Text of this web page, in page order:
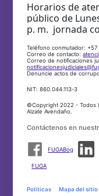
Horarios de
público de
p. m. jornada
Teléfono conmutador:
Correo de contacto:
Correo de notificaciones
Denuncie actos de
NIT: 860.044.113-3
©Copyright 2022 - Todos
Alzate Avendaño.
Contáctenos en
FUGABog
FUGA
Políticas Mapa del sitio